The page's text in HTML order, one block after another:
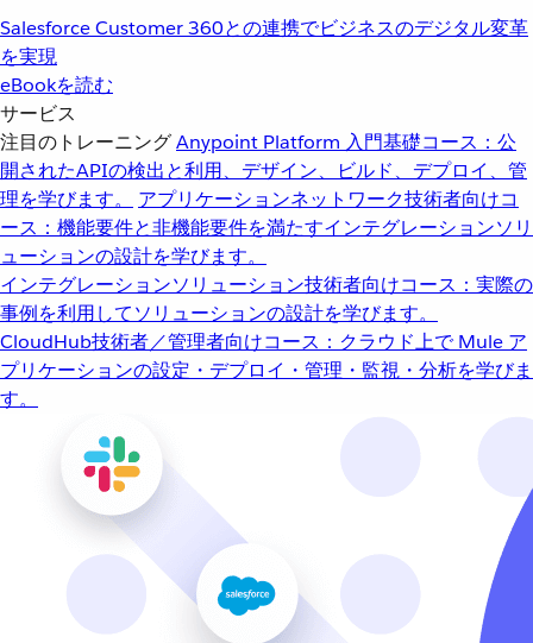
Salesforce Customer 360との連携でビジネスのデジタル変革
を実現
eBookを読む
サービス
注目のトレーニングAnypoint Platform 入門基礎コース：公
開されたAPIの検出と利用、デザイン、ビルド、デプロイ、管
理を学びます。
アプリケーションネットワーク技術者向けコ
ース：機能要件と非機能要件を満たすインテグレーションソリ
ューションの設計を学びます。
インテグレーションソリューション技術者向けコース：実際の
事例を利用してソリューションの設計を学びます。
CloudHub技術者／管理者向けコース：クラウド上で Mule ア
プリケーションの設定・デプロイ・管理・監視・分析を学びま
す。